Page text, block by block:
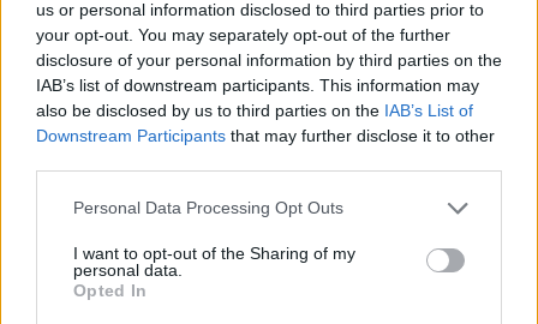
us or personal information disclosed to third parties prior to
your opt-out. You may separately opt-out of the further
disclosure of your personal information by third parties on the
IAB’s list of downstream participants. This information may
also be disclosed by us to third parties on the IAB’s List of
Downstream Participants that may further disclose it to other
Personal Data Processing Opt Outs
I want to opt-out of the Sharing of my
personal data.
Opted In
Advertorial
Περισσότερα από το
FinQuest 2026: Η Alpha Bank
προσκαλεί και φέτος το
ευρωπαϊκό startup οικοσύστημα